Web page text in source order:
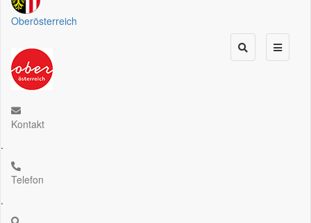
Oberösterreich
Kontakt
.
Telefon
.